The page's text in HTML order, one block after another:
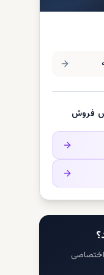
فروش
اختصاصی